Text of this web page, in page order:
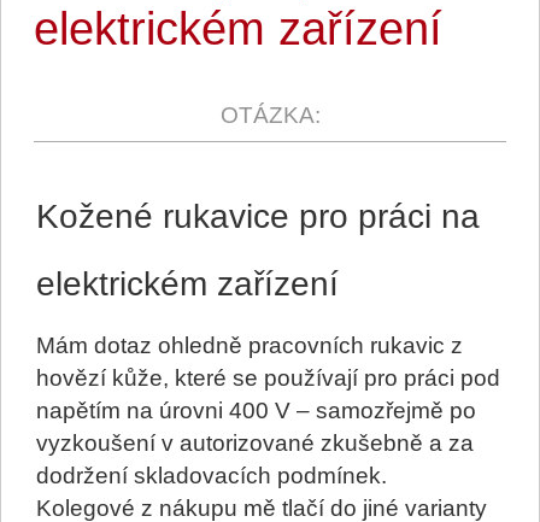
elektrickém zařízení
Kožené rukavice pro práci na
elektrickém zařízení
Mám dotaz ohledně pracovních rukavic z
hovězí kůže, které se používají pro práci pod
napětím na úrovni 400 V – samozřejmě po
vyzkoušení v autorizované zkušebně a za
dodržení skladovacích podmínek.
Kolegové z nákupu mě tlačí do jiné varianty